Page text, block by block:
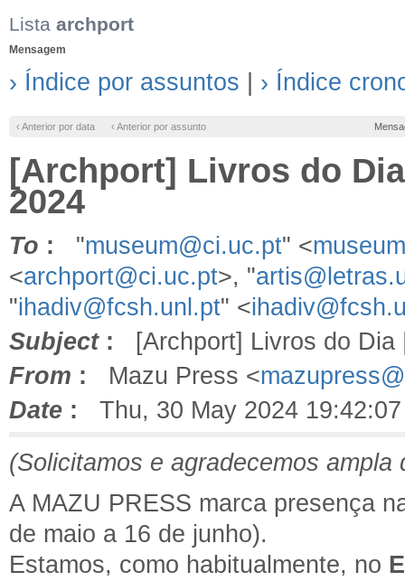
Lista archport
Mensagem
› Índice por assuntos › Índice
‹ Anterior por data ‹ Anterior por assunto
[Archport] Livros do
2024
To : "museum@ci.uc.pt" <
<archport@ci.uc.pt>, "
"ihadiv@fcsh.unl.pt" <
Subject: [Archport] Livros do Dia
From : Mazu Press <
Date : Thu, 30 May 2024
(Solicitamos e agradecemos ampla
A MAZU PRESS marca presença
de maio a 16 de junho).
Estamos, como habitualmente, no